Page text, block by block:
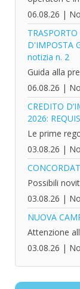
06.08.26 |
D'IMPOSTA
notizia n. 2
Guida alla
06.08.26 |
CREDITO
2026:
Le prime
03.08.26 |
Possibili
03.08.26 |
NUOVA
Attenzione
03.08.26 |